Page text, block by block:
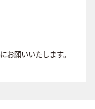
にお願いいたします。